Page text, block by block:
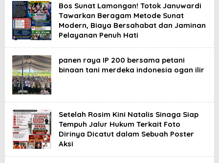
Bos Sunat Lamongan! Totok Januwardi
Tawarkan Beragam Metode Sunat
Modern, Biaya Bersahabat dan Jaminan
Pelayanan Penuh Hati
panen raya IP 200 bersama petani
binaan tani merdeka indonesia ogan ilir
Setelah Rosim Kini Natalis Sinaga Siap
Tempuh Jalur Hukum Terkait Foto
Dirinya Dicatut dalam Sebuah Poster
Aksi